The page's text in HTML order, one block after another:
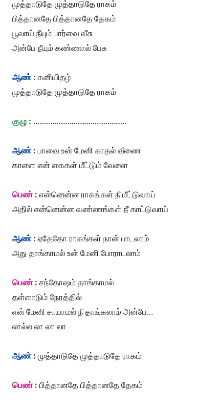
முத்தாடுதே முத்தாடுதே ராகம்
பித்தானதே பித்தானதே தேகம்
பூவாய் நீயும் பார்வை வீசு
அன்பே நீயும் கண்ணால் பேசு
ஆண் : கனியிதழ்
முத்தாடுதே முத்தாடுதே ராகம்
குழு : ……………………………………..
ஆண் : பாவை உன் மேனி காதல் வீணை
காளை என் கைகள் மீட்டும் வேளை
பெண் : என்னென்ன ராகங்கள் நீ மீட்டுவாய்
அதில் என்னென்ன வண்ணங்கள் நீ காட்டுவாய்
ஆண் : ஏதேதோ ராகங்கள் நான் பாடலாம்
அது தாங்காமல் உன் மேனி போராடலாம்
பெண் : சந்தோஷம் தாங்காமல்
தள்ளாடும் நேரத்தில்
என் மேனி சாயாமல் நீ தாங்கலாம் அன்பே…
லால்ல லா லா லா
ஆண் : முத்தாடுதே முத்தாடுதே ராகம்
பெண் : பித்தானதே பித்தானதே தேகம்